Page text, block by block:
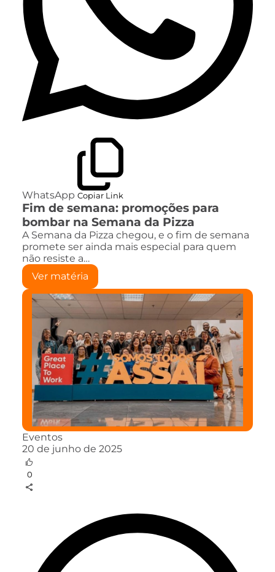
WhatsApp Copiar Link
Fim de semana: promoções para
bombar na Semana da Pizza
A Semana da Pizza chegou, e o fim de semana
promete ser ainda mais especial para quem
não resiste a…
Ver matéria
Eventos
20 de junho de 2025
0